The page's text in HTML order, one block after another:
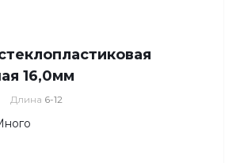
16,0мм
Длина 6-12